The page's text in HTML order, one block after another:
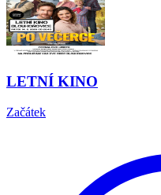
LETNÍ KINO
Začátek